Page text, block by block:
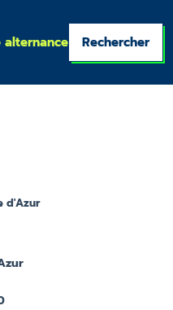
alternance Rechercher
d'Azur